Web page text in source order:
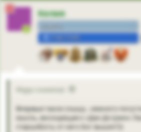
Келия
3
Mggu сказал(а):
Впервые такое слышу , немного
мысль, восходящая к «Дао Дэ Цзин»
старшеБога, от него Бог вышел?))